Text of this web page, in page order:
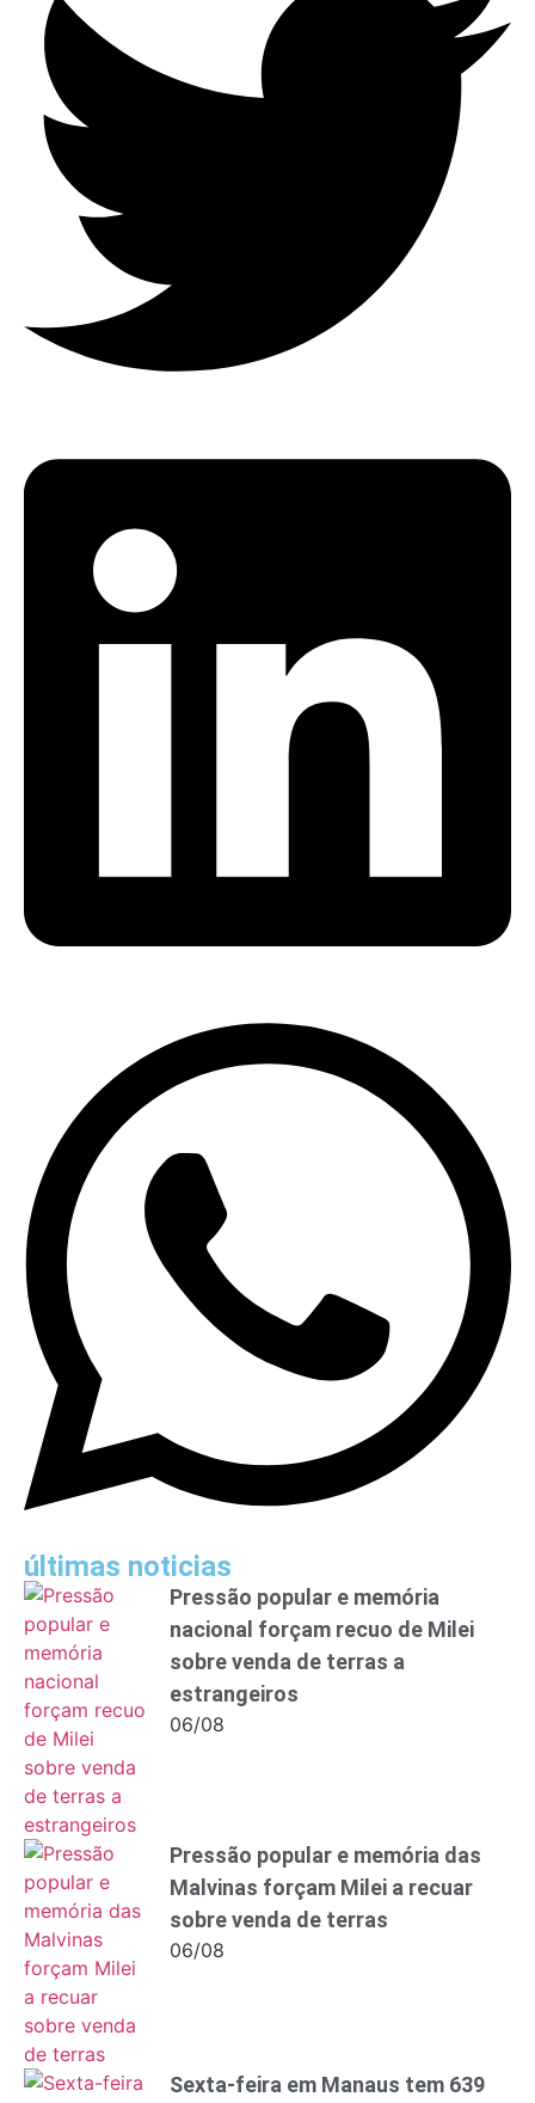
últimas noticias
Pressão popular e memória
nacional forçam recuo de Milei
sobre venda de terras a
estrangeiros
06/08
Pressão popular e memória das
Malvinas forçam Milei a recuar
sobre venda de terras
06/08
Sexta-feira em Manaus tem 639